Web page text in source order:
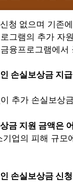
청 없 으며 기존
그램의 추가 자
융프로그램에서
손실보상금 지
추가 손실보상금
금 지원 금액은
기업의 피해 규모
손실보상금 신